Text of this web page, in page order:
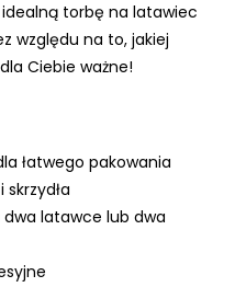
idealną torbę na latawiec
względu na to, jakiej
Ciebie ważne!
łatwego pakowania
latawce lub dwa